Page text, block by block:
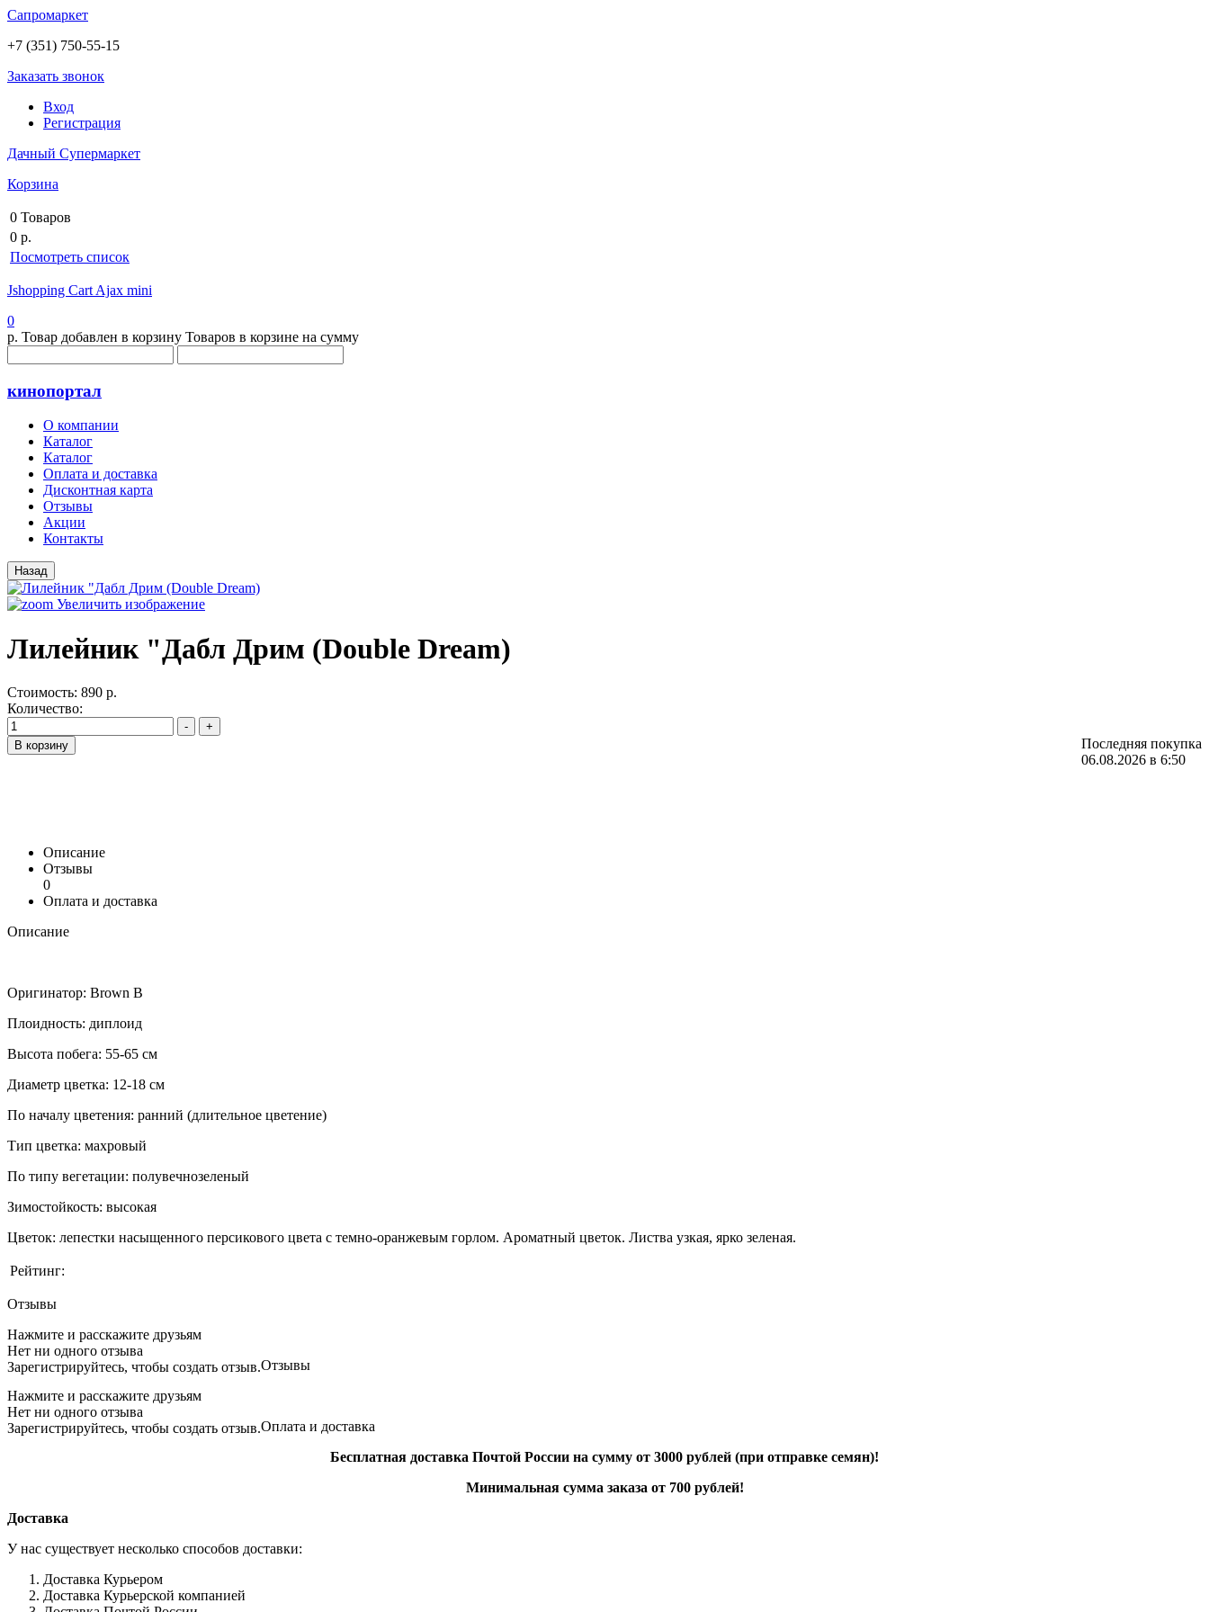
Сапромаркет
+7 (351) 750-55-15
Заказать звонок
Вход
Регистрация
Дачный Супермаркет
Корзина
0 Товаров
0 р.
Посмотреть список
Jshopping Cart Ajax mini
0
р. Товар добавлен в корзину Товаров в корзине на сумму
кинопортал
О компании
Каталог
Каталог
Оплата и доставка
Дисконтная карта
Отзывы
Акции
Контакты
Увеличить изображение
Лилейник "Дабл Дрим (Double Dream)
Стоимость: 890 р.
Количество:
Последняя покупка
06.08.2026 в 6:50
Описание
Отзывы
0
Оплата и доставка
Описание
Оригинатор: Brown B
Плоидность: диплоид
Высота побега: 55-65 см
Диаметр цветка: 12-18 см
По началу цветения: ранний (длительное цветение)
Тип цветка: махровый
По типу вегетации: полувечнозеленый
Зимостойкость: высокая
Цветок: лепестки насыщенного персикового цвета с темно-оранжевым горлом. Ароматный цветок. Листва узкая, ярко зеленая.
Рейтинг:
Отзывы
Нажмите и расскажите друзьям
Нет ни одного отзыва
Зарегистрируйтесь, чтобы создать отзыв.Отзывы
Нажмите и расскажите друзьям
Нет ни одного отзыва
Зарегистрируйтесь, чтобы создать отзыв.Оплата и доставка
Бесплатная доставка Почтой России на сумму от 3000 рублей (при отправке семян)!
Минимальная сумма заказа от 700 рублей!
Доставка
У нас существует несколько способов доставки:
Доставка Курьером
Доставка Курьерской компанией